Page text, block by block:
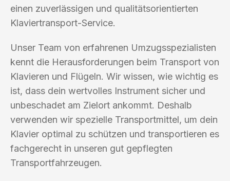
einen zuverlässigen und qualitätsorientierten
Klaviertransport-Service.
Unser Team von erfahrenen Umzugsspezialisten
kennt die Herausforderungen beim Transport von
Klavieren und Flügeln. Wir wissen, wie wichtig es
ist, dass dein wertvolles Instrument sicher und
unbeschadet am Zielort ankommt. Deshalb
verwenden wir spezielle Transportmittel, um dein
Klavier optimal zu schützen und transportieren es
fachgerecht in unseren gut gepflegten
Transportfahrzeugen.